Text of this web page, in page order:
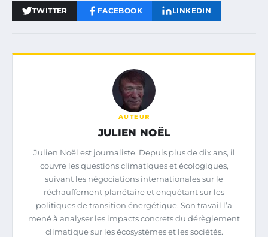
TWITTER FACEBOOK LINKEDIN
AUTEUR
JULIEN NOËL
Julien Noël est journaliste. Depuis plus de dix ans, il
couvre les questions climatiques et écologiques,
suivant les négociations internationales sur le
réchauffement planétaire et enquêtant sur les
politiques de transition énergétique. Son travail l’a
mené à analyser les impacts concrets du dérèglement
climatique sur les écosystèmes et les sociétés.